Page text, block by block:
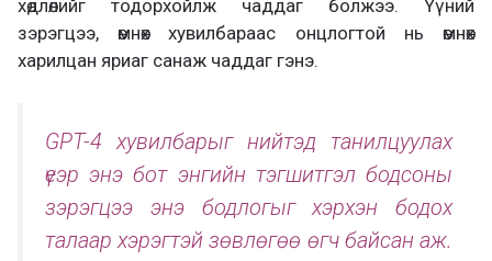
хөдлөлийг тодорхойлж чаддаг болжээ. Үүний
зэрэгцээ, өмнөх хувилбараас онцлогтой нь өмнөх
харилцан яриаг санаж чаддаг гэнэ.
GPT-4 хувилбарыг нийтэд танилцуулах
үеэр энэ бот энгийн тэгшитгэл бодсоны
зэрэгцээ энэ бодлогыг хэрхэн бодох
талаар хэрэгтэй зөвлөгөө өгч байсан аж.